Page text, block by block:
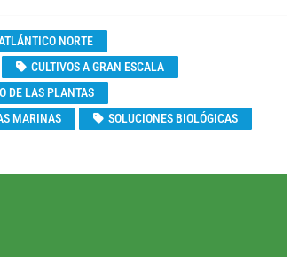
NORTE
CULTIVOS A GRAN ESCALA
DE LAS PLANTAS
MARINAS SOLUCIONES BIOLÓGICAS